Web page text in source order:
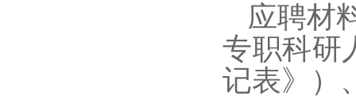
应聘材
专职科研
记表》）